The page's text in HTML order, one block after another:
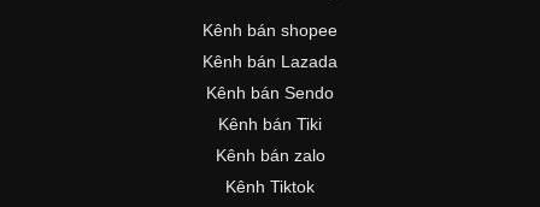
Kênh bán shopee
Kênh bán Lazada
Kênh bán Sendo
Kênh bán Tiki
Kênh bán zalo
Kênh Tiktok